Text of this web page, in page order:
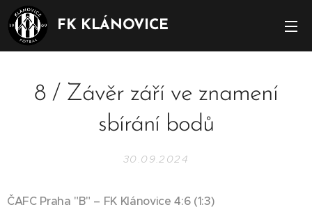
FK KLÁNOVICE
8 / Závěr září ve znamení
sbírání bodů
30.09.2024
ČAFC Praha "B" – FK Klánovice 4:6 (1:3)